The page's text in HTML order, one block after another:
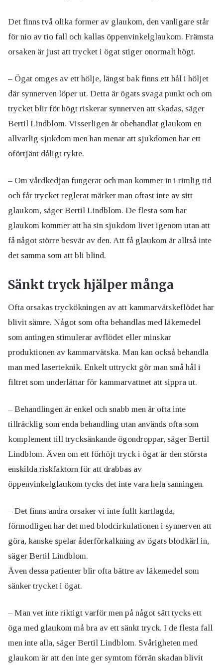
Det finns två olika former av glaukom, den vanligare står
för nio av tio fall och kallas öppenvinkelglaukom. Främsta
orsaken är just att trycket i ögat stiger onormalt högt.
– Ögat omges av ett hölje, längst bak finns ett hål i höljet
där synnerven löper ut. Detta är ögats svaga punkt och om
trycket blir för högt riskerar synnerven att skadas, säger
Bertil Lindblom. Visserligen är obehandlat glaukom en
allvarlig sjukdom men han menar att sjukdomen har ett
oförtjänt dåligt rykte.
– Om vårdkedjan fungerar och man kommer in i rimlig tid
och får trycket reglerat märker man oftast inte av sitt
glaukom, säger Bertil Lindblom. De flesta som har
glaukom kommer att ha sin sjukdom livet igenom utan att
få något större besvär av den. Att få glaukom är alltså inte
det samma som att bli blind.
Sänkt tryck hjälper många
Ofta orsakas tryckökningen av att kammarvätskeflödet har
blivit sämre. Något som ofta behandlas med läkemedel
som antingen stimulerar avflödet eller minskar
produktionen av kammarvätska. Man kan också behandla
man med laserteknik. Enkelt uttryckt gör man små hål i
filtret som underlättar för kammarvattnet att sippra ut.
– Behandlingen är enkel och snabb men är ofta inte
tillräcklig som enda behandling utan används ofta som
komplement till trycksänkande ögondroppar, säger Bertil
Lindblom. Även om ett förhöjt tryck i ögat är den största
enskilda riskfaktorn för att drabbas av
öppenvinkelglaukom tycks det inte vara hela sanningen.
– Det finns andra orsaker vi inte fullt kartlagda,
förmodligen har det med blodcirkulationen i synnerven att
göra, kanske spelar åderförkalkning av ögats blodkärl in,
säger Bertil Lindblom.
Även dessa patienter blir ofta bättre av läkemedel som
sänker trycket i ögat.
– Man vet inte riktigt varför men på något sätt tycks ett
öga med glaukom må bra av ett sänkt tryck. I de flesta fall
men inte alla, säger Bertil Lindblom. Svårigheten med
glaukom är att den inte ger symtom förrän skadan blivit